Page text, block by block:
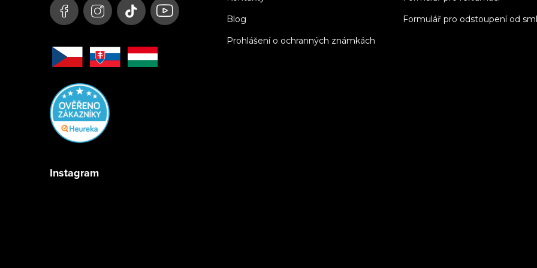
Blog
Prohlášení o ochranných známkách
Formulář pro odstoupení od
Instagram